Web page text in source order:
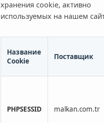
хранения cookie, активно
используемых на нашем
Название
Cookie
Поставщик
PHPSESSID malkan.com.tr